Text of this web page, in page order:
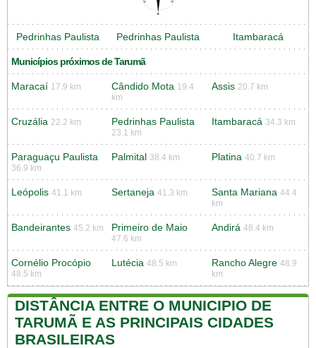
Pedrinhas Paulista Pedrinhas Paulista Itambaracá
Municípios próximos de Tarumã
Maracaí 17.9 km Cândido Mota 19.4
km
Assis 20.7 km
Cruzália 22.2 km Pedrinhas Paulista
23.1 km
Itambaracá 34.3 km
Paraguaçu Paulista
36.9 km
Palmital 38.4 km Platina 40.7 km
Leópolis 41.1 km Sertaneja 41.3 km Santa Mariana 44.4
km
Bandeirantes 45.2 km Primeiro de Maio
47.6 km
Andirá 48.4 km
Cornélio Procópio
48.5 km
Lutécia 48.5 km Rancho Alegre 48.9
km
DISTÂNCIA ENTRE O MUNICIPIO DE
TARUMÃ E AS PRINCIPAIS CIDADES
BRASILEIRAS